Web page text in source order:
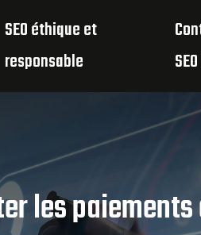
SEO éthique et
responsable
SEO
les